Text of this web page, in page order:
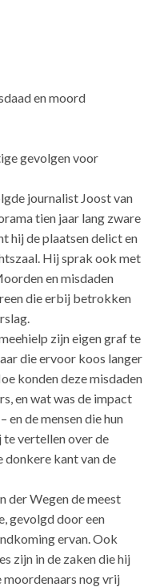
en moord
gevolgen voor
journalist Joost van
tien jaar lang zware
hij de plaatsen delict en
Hij sprak ook met
en misdaden
die erbij betrokken
zijn eigen graf te
die ervoor koos langer
konden deze misdaden
en wat was de impact
en de mensen die hun
vertellen over de
donkere kant van de
der Wegen de meest
gevolgd door een
ervan. Ook
zijn in de zaken die hij
moordenaars nog vrij